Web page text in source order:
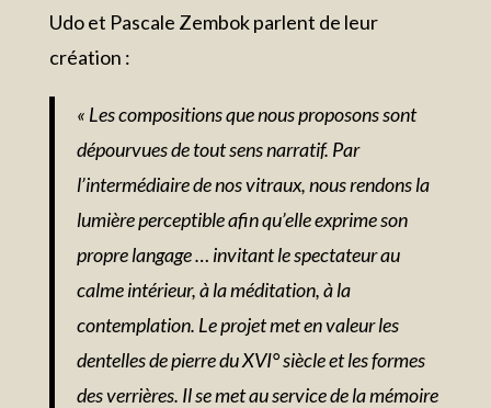
Udo et Pascale Zembok parlent de leur
création :
« Les compositions que nous proposons sont
dépourvues de tout sens narratif. Par
l’intermédiaire de nos vitraux, nous rendons la
lumière perceptible afin qu’elle exprimeson
propre langage … invitant le spectateur au
calme intérieur, à la méditation, à la
contemplation. Le projet met en valeur les
dentelles de pierre du XVI° siècle et lesformes
des verrières. Il se met au service de la mémoire